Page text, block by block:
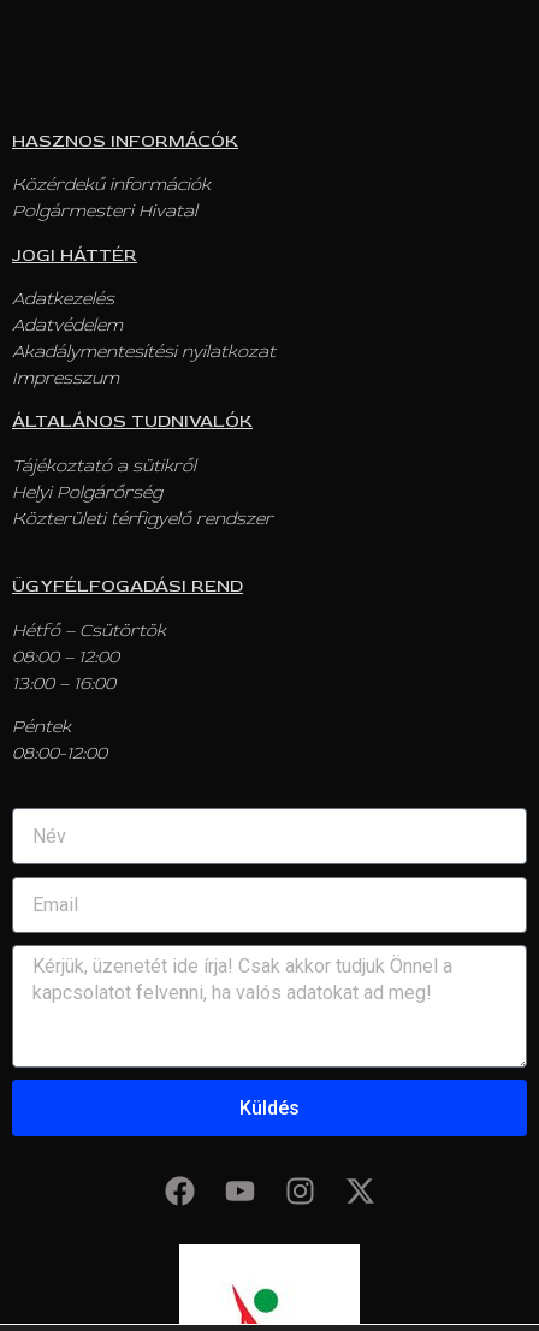
HASZNOS INFORMÁCÓK
Közérdekű információk
Polgármesteri Hivatal
JOGI HÁTTÉR
Adatkezelés
Adatvédelem
Akadálymentesítési nyilatkozat
Impresszum
ÁLTALÁNOS TUDNIVALÓK
Tájékoztató a sütikről
Helyi Polgárőrség
Közterületi térfigyelő rendszer
ÜGYFÉLFOGADÁSI REND
Hétfő – Csütörtök
08:00 – 12:00
13:00 – 16:00
Péntek
08:00-12:00
Küldés